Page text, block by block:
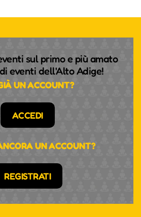
sul primo e più amato
eventi dell'Alto Adige!
UN ACCOUNT?
ACCEDI
UN ACCOUNT?
REGISTRATI